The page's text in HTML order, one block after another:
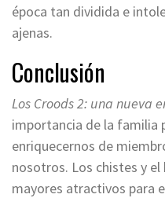
época tan dividida e
ajenas.
Conclusión
Los Croods 2: una nueva
importancia de la familia
enriquecernos de
nosotros. Los chistes y
mayores atractivos para